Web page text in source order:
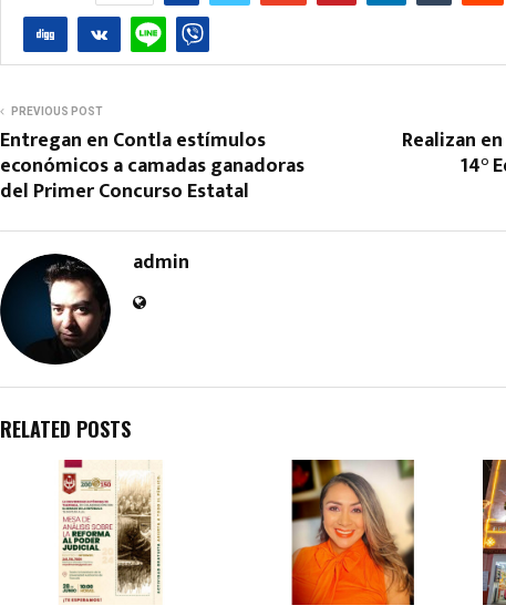
PREVIOUS POST
Entregan en Contla estímulos
económicos a camadas ganadoras
del Primer Concurso Estatal
Realizan
14°
admin
RELATED POSTS